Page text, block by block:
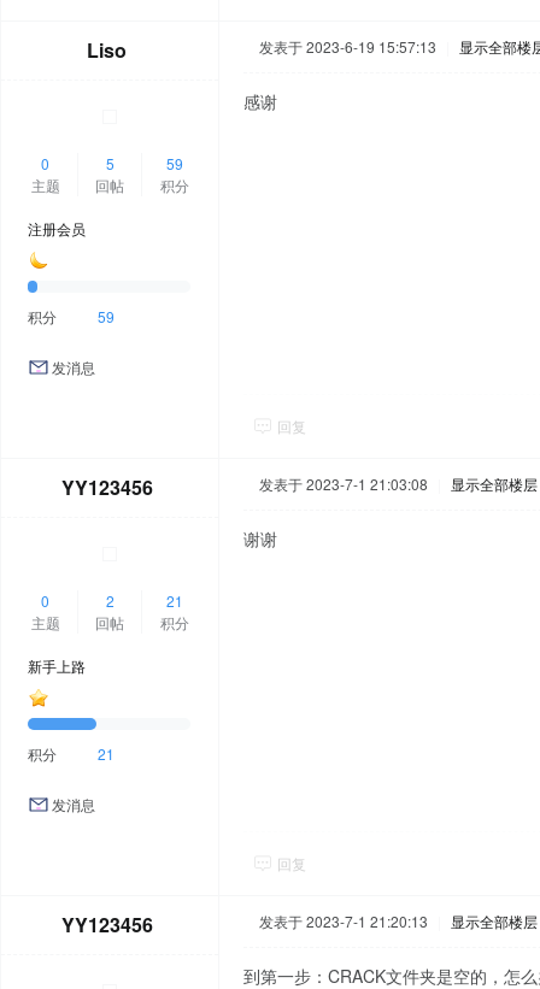
Liso
0
主题
5
回帖
59
积分
注册会员
积分 59
发消息
发表于 2023-6-19 15:57:13 显示全部楼
感谢
回复
YY123456
0
主题
2
回帖
21
积分
新手上路
积分 21
发消息
发表于 2023-7-1 21:03:08 显示全部楼层
谢谢
回复
YY123456 发表于 2023-7-1 21:20:13 显示全部楼层
到第一步：CRACK文件夹是空的，怎